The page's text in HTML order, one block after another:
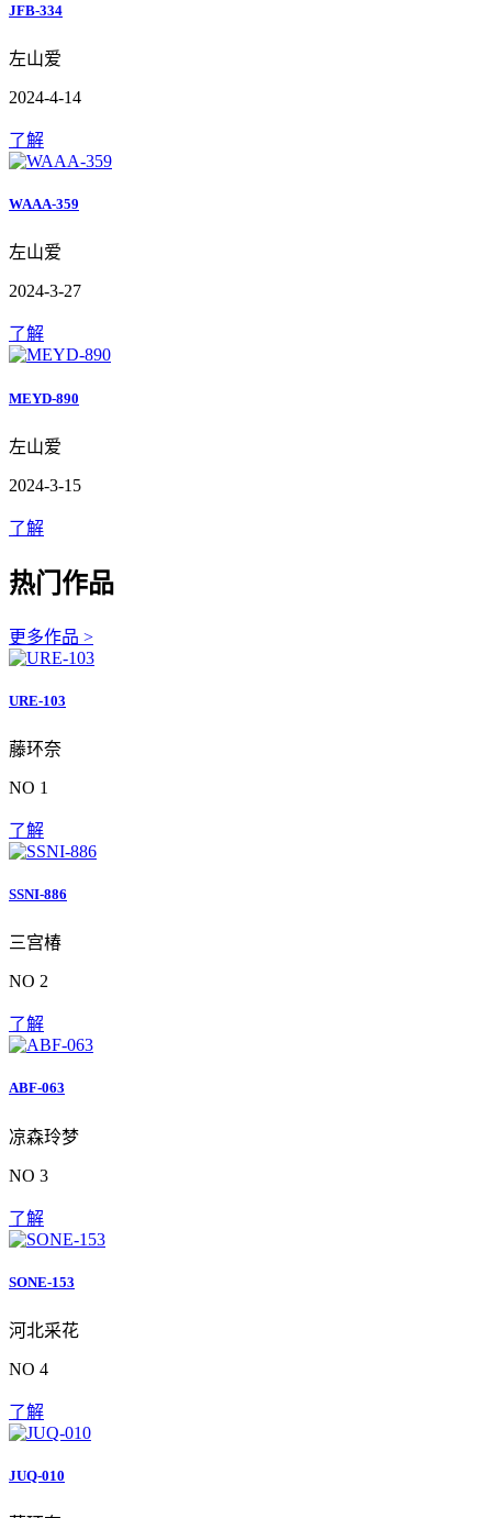
JFB-334
左山爱
2024-4-14
了解
WAAA-359
左山爱
2024-3-27
了解
MEYD-890
左山爱
2024-3-15
了解
热门作品
更多作品 >
URE-103
藤环奈
NO 1
了解
SSNI-886
三宫椿
NO 2
了解
ABF-063
凉森玲梦
NO 3
了解
SONE-153
河北采花
NO 4
了解
JUQ-010